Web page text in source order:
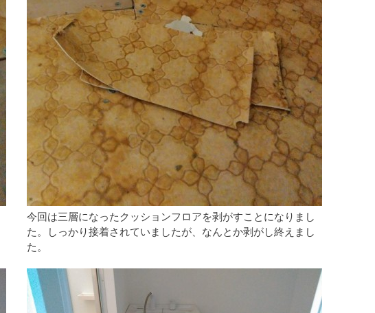
今回は三層になったクッションフロアを剥がすことになりまし
た。しっかり接着されていましたが、なんとか剥がし終えまし
た。